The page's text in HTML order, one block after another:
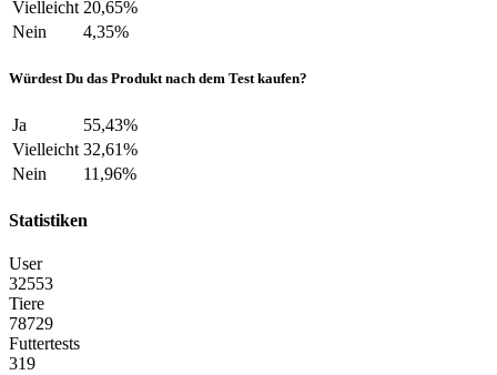
Vielleicht 20,65%
Nein
4,35%
Würdest Du das Produkt nach dem Test kaufen?
Ja
55,43%
Vielleicht 32,61%
Nein
11,96%
Statistiken
User
32553
Tiere
78729
Futtertests
319